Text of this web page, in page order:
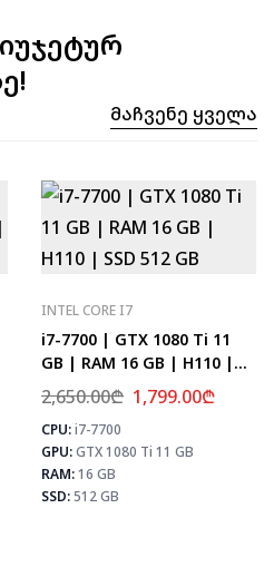
Მაჩვენე Ყველა
⚡ MAX FPS
CS2
133
PUBG
78
Fortnite
92
INTEL CORE I7
i7-7700 | GTX 1080 Ti 11
GB | RAM 16 GB | H110 |
SSD 512 GB
2,650.00₾ 1,799.00₾
CPU:i7-7700
GPU:GTX 1080 Ti 11 GB
RAM:16 GB
SSD:512 GB